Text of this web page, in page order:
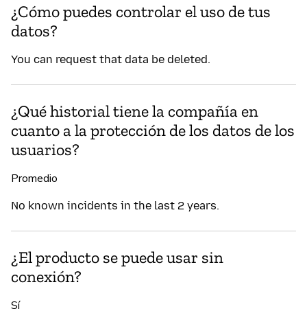
¿Cómo puedes controlar el uso de tus
datos?
You can request that data be deleted.
¿Qué historial tiene la compañía en
cuanto a la protección de los datos de los
usuarios?
Promedio
No known incidents in the last 2 years.
¿El producto se puede usar sin
conexión?
Sí